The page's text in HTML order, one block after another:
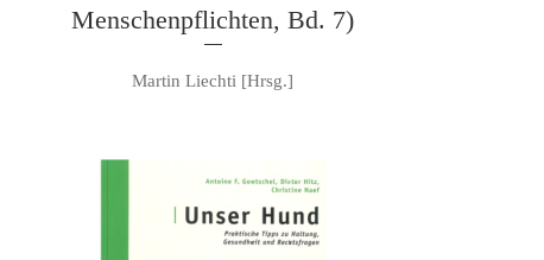
Menschenpflichten, Bd. 7)
Martin Liechti [Hrsg.]